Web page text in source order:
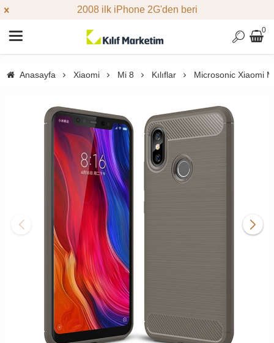
2008 ilk iPhone 2G'den beri
0
Anasayfa Xiaomi Mi 8 Kılıflar Microsonic Xiaomi